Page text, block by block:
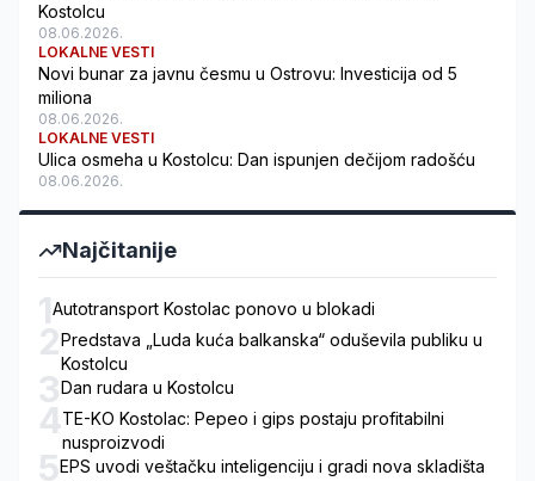
Kostolcu
08.06.2026.
LOKALNE VESTI
Novi bunar za javnu česmu u Ostrovu: Investicija od 5
miliona
08.06.2026.
LOKALNE VESTI
Ulica osmeha u Kostolcu: Dan ispunjen dečijom radošću
08.06.2026.
Najčitanije
1Autotransport Kostolac ponovo u blokadi
2Predstava „Luda kuća balkanska“ oduševila publiku u
Kostolcu
3Dan rudara u Kostolcu
4TE-KO Kostolac: Pepeo i gips postaju profitabilni
nusproizvodi
5EPS uvodi veštačku inteligenciju i gradi nova skladišta